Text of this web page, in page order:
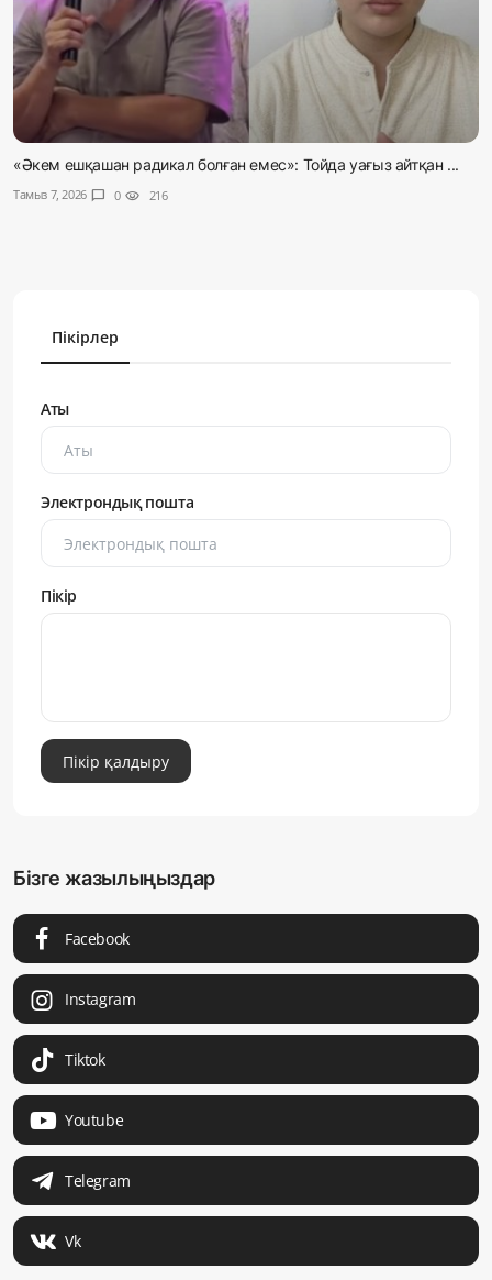
«Әкем ешқашан радикал болған емес»: Тойда уағыз айтқан ...
Тамыз 7, 2026 chat_bubble 0 visibility 216
Пікірлер
Аты
Электрондық пошта
Пікір
Пікір қалдыру
Бізге жазылыңыздар
Facebook
Instagram
Tiktok
Youtube
Telegram
Vk